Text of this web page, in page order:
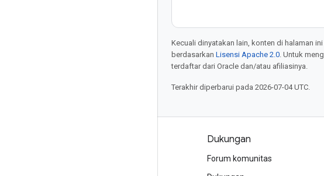
Kecuali dinyatakan lain, konten di halaman
berdasarkan Lisensi Apache 2.0. Untuk
terdaftar dari Oracle dan/atau afiliasinya.
Terakhir diperbarui pada 2026-07-04 UTC.
Dukungan
Forum komunitas